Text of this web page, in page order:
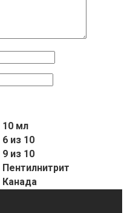
10 мл
6 из 10
9 из 10
Пентилнитрит
Канада